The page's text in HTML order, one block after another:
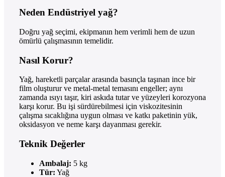
Neden Endüstriyel yağ?
Doğru yağ seçimi, ekipmanın hem verimli hem de uzun
ömürlü çalışmasının temelidir.
Nasıl Korur?
Yağ, hareketli parçalar arasında basınçla taşınan ince bir
film oluşturur ve metal-metal temasını engeller; aynı
zamanda ısıyı taşır, kiri askıda tutar ve yüzeyleri korozyona
karşı korur. Bu işi sürdürebilmesi için viskozitesinin
çalışma sıcaklığına uygun olması ve katkı paketinin yük,
oksidasyon ve neme karşı dayanması gerekir.
Teknik Değerler
Ambalaj: 5 kg
Tür: Yağ